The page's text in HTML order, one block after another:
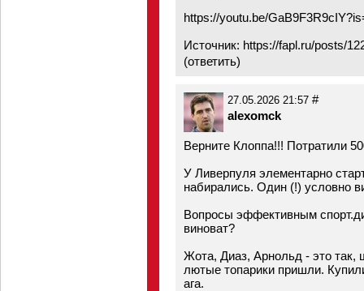
https://youtu.be/
Источник: https://fapl.ru/posts/
(ответить)
27.05.2026 21:57 #
alexomck
Верните Клоппа!!! Потратили
У Ливерпуля элементарно
набирались. Один (!) условно
Вопросы эффективным
виноват?
Жота, Диаз, Арнольд - это так,
лютые топарики пришли.
ага.